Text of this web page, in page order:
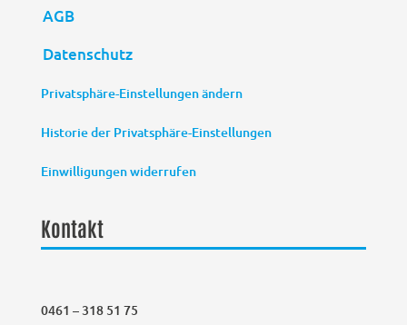
AGB
Datenschutz
Privatsphäre-Einstellungen ändern
Historie der Privatsphäre-Einstellungen
Einwilligungen widerrufen
Kontakt
0461 – 318 51 75